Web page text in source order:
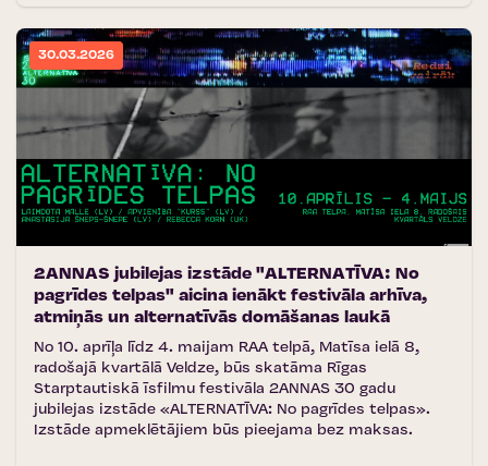
30.03.2026
2ANNAS jubilejas izstāde "ALTERNATĪVA: No
pagrīdes telpas" aicina ienākt festivāla arhīva,
atmiņās un alternatīvās domāšanas laukā
No 10. aprīļa līdz 4. maijam RAA telpā, Matīsa ielā 8,
radošajā kvartālā Veldze, būs skatāma Rīgas
Starptautiskā īsfilmu festivāla 2ANNAS 30 gadu
jubilejas izstāde «ALTERNATĪVA: No pagrīdes telpas».
Izstāde apmeklētājiem būs pieejama bez maksas.